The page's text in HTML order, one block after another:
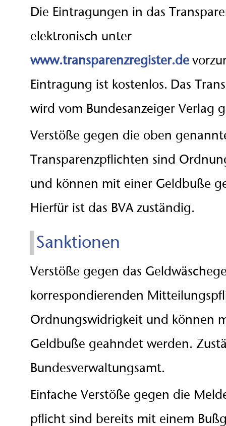
Die Eintragungen in das
elektronisch unter
www.transparenzregister.de
Eintragung ist kostenlos. Das
wird vom Bundesanzeiger Verlag
Verstöße gegen die oben
Transparenzpflichten sind
und können mit einer Geldbuße
Hierfür ist das BVA zuständig.
Sanktionen
Verstöße gegen das
korrespondierenden
Ordnungswidrigkeit und können
Geldbuße geahndet werden.
Bundesverwaltungsamt.
Ein­fa­che Ver­stö­ße ge­gen die
pflicht sind bereits mit ei­nem